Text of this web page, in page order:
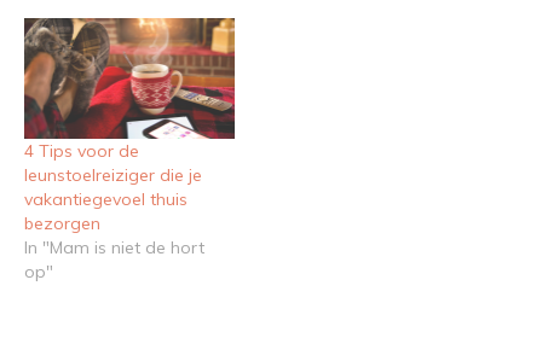
4 Tips voor de
leunstoelreiziger die je
vakantiegevoel thuis
bezorgen
In "Mam is niet de hort
op"